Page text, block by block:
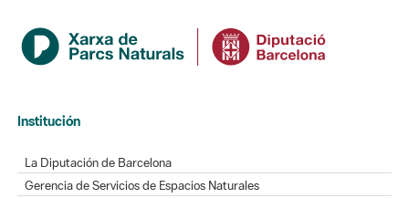
Institución
La Diputación de Barcelona
Gerencia de Servicios de Espacios Naturales